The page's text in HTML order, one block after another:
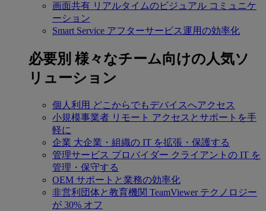
画面共有 リアルタイムのビジュアル コミュニケ
ーション
Smart Service アフターサービス運用の効率化
必要別 様々なチーム向けの人気ソ
リューション
個人利用 どこからでもデバイスへアクセス
小規模事業者 リモート アクセスとサポートを手
軽に
企業 大企業・組織の IT を拡張・保護する
管理サービス プロバイダー クライアントの IT を
管理・保守する
OEM サポートと業務の効率化
非営利団体と教育機関 TeamViewer テクノロジー
が 30% オフ